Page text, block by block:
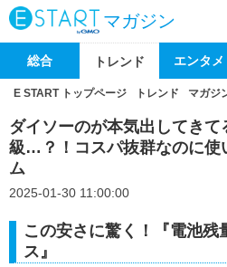
マガジン
総合 トレンド エンタメ
E START トップページ トレンド マガジ
ダイソーのが本気出してきて
級…？！コスパ抜群なのに使
ム
2025-01-30 11:00:00
この安さに驚く！『電池残
ス』